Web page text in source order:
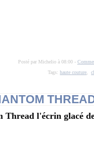
Posté par Michelio à 08:00 -
Tags:haute couture ,